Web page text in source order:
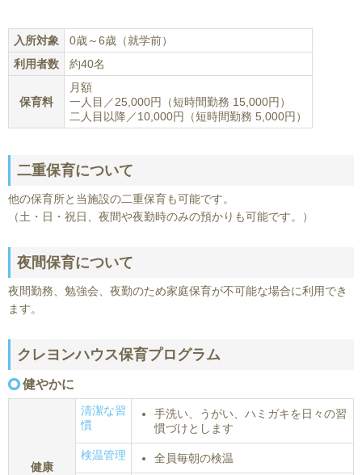
入所対象
0歳～6歳（就学前）
利用者数
約40名
保育料
月額
一人目／25,000円（短時間勤務 15,000円）
二人目以降／10,000円（短時間勤務 5,000円）
二重保育について
他の保育所と当施設の二重保育も可能です。
（土・日・祝日、夜間や夜勤時のみの預かりも可能です。）
夜間保育について
夜間勤務、勉強会、夜勤のため家庭保育が不可能な場合に利用でき
ます。
クレヨンハウス保育プログラム
健やかに
健康
清潔な習
慣
手洗い、うがい、ハミガキを日々の習
慣づけとします
検温管理 全員毎朝の検温